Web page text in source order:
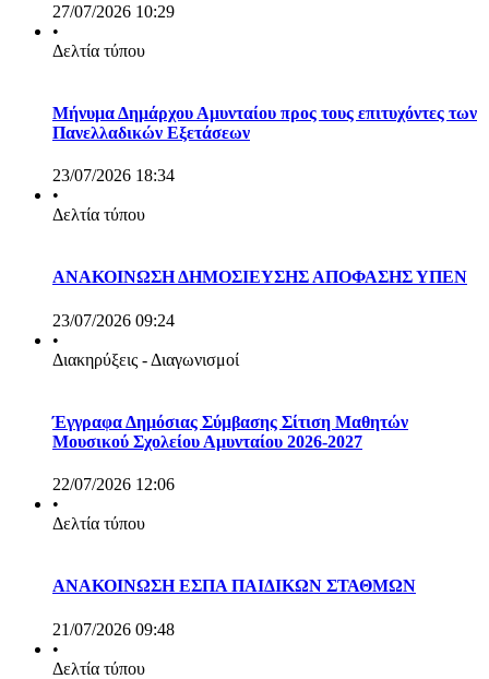
27/07/2026 10:29
•
Δελτία τύπου
Μήνυμα Δημάρχου Αμυνταίου προς τους επιτυχόντες των
Πανελλαδικών Εξετάσεων
23/07/2026 18:34
•
Δελτία τύπου
ΑΝΑΚΟΙΝΩΣΗ ΔΗΜΟΣΙΕΥΣΗΣ ΑΠΟΦΑΣΗΣ ΥΠΕΝ
23/07/2026 09:24
•
Διακηρύξεις - Διαγωνισμοί
Έγγραφα Δημόσιας Σύμβασης Σίτιση Μαθητών
Μουσικού Σχολείου Αμυνταίου 2026-2027
22/07/2026 12:06
•
Δελτία τύπου
ΑΝΑΚΟΙΝΩΣΗ ΕΣΠΑ ΠΑΙΔΙΚΩΝ ΣΤΑΘΜΩΝ
21/07/2026 09:48
•
Δελτία τύπου